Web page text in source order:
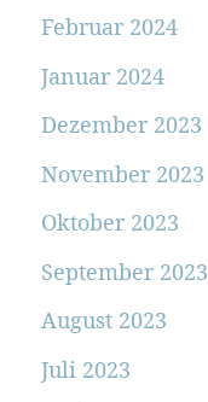
Februar 2024
Januar 2024
Dezember 2023
November 2023
Oktober 2023
September 2023
August 2023
Juli 2023